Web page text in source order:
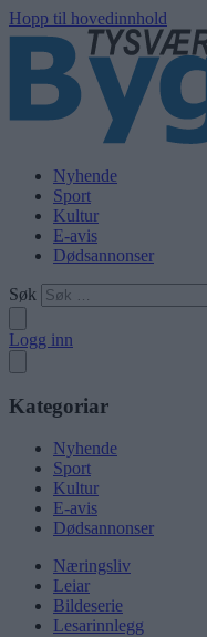
Hopp til hovedinnhold
Nyhende
Sport
Kultur
E-avis
Dødsannonser
Søk
Logg inn
Kategoriar
Nyhende
Sport
Kultur
E-avis
Dødsannonser
Næringsliv
Leiar
Bildeserie
Lesarinnlegg